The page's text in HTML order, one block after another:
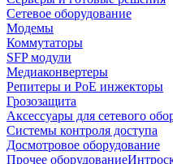
Сетевое оборудование
Модемы
Коммутаторы
SFP модули
Медиаконвертеры
Репитеры и PoE инжекторы
Грозозащита
Аксессуары для сетевого
Системы контроля доступа
Досмотровое оборудование
Прочее оборудование